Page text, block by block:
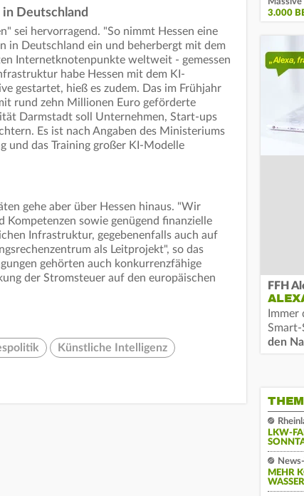
Deutschland
sei hervorragend. "So nimmt Hessen eine
in Deutschland ein und beherbergt mit dem
Internetknotenpunkte weltweit - gemessen
habe Hessen mit dem KI-
gestartet, hieß es zudem. Das im Frühjahr
rund zehn Millionen Euro geförderte
Darmstadt soll Unternehmen, Start-ups
Es ist nach Angaben des Ministeriums
und das Training großer KI-Modelle
gehe aber über Hessen hinaus. "Wir
Kompetenzen sowie genügend finanzielle
Infrastruktur, gegebenenfalls auch auf
als Leitprojekt", so das
gehörten auch konkurrenzfähige
der Stromsteuer auf den europäischen
Künstliche Intelligenz
3.000
FFH
Smart-
den
LKW-
MEHR